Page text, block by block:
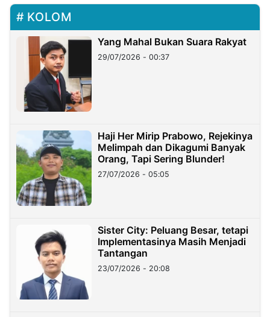
KOLOM
Yang Mahal Bukan Suara Rakyat
29/07/2026 - 00:37
Haji Her Mirip Prabowo, Rejekinya
Melimpah dan Dikagumi Banyak
Orang, Tapi Sering Blunder!
27/07/2026 - 05:05
Sister City: Peluang Besar, tetapi
Implementasinya Masih Menjadi
Tantangan
23/07/2026 - 20:08